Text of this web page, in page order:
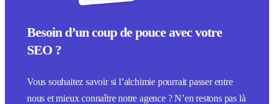
Besoin d’un coup de pouce avec votre
SEO ?
Vous souhaitez savoir si l’alchimie pourrait passer entre
nous et mieux connaître notre agence ? N’en restons pas là